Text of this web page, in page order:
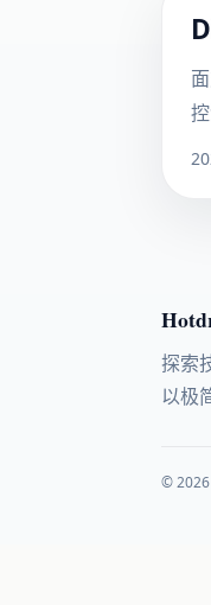
探索
以极
© 2026